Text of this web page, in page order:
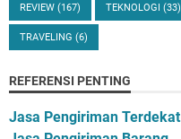
REVIEW (167) TEKNOLOGI (33)
TRAVELING (6)
REFERENSI PENTING
Jasa Pengiriman Terdekat